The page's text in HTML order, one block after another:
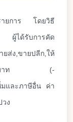
ายการ โดยวิธี
ได้รับการคัด
ส่ง,ขายปลีก,ให้
730.-บาท
(-
และภาษีอื่น ค่า
ง